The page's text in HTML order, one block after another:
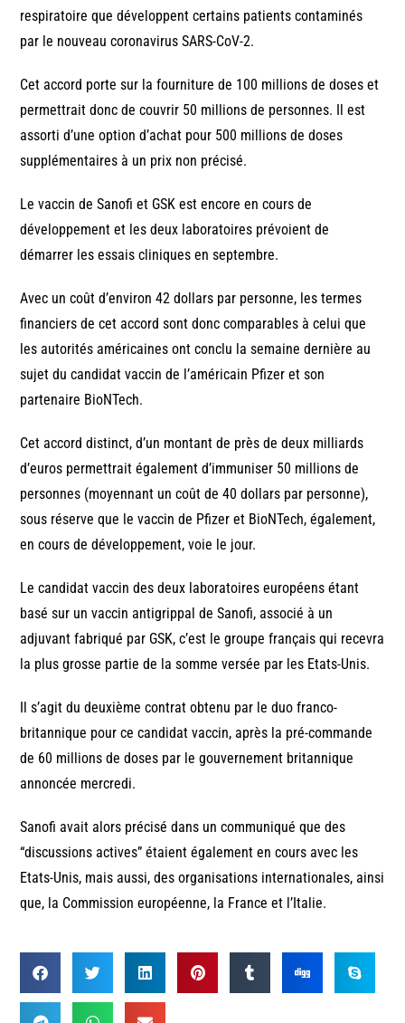
respiratoire que développent certains patients contaminés
par le nouveau coronavirus SARS-CoV-2.
Cet accord porte sur la fourniture de 100 millions de doses et
permettrait donc de couvrir 50 millions de personnes. Il est
assorti d’une option d’achat pour 500 millions de doses
supplémentaires à un prix non précisé.
Le vaccin de Sanofi et GSK est encore en cours de
développement et les deux laboratoires prévoient de
démarrer les essais cliniques en septembre.
Avec un coût d’environ 42 dollars par personne, les termes
financiers de cet accord sont donc comparables à celui que
les autorités américaines ont conclu la semaine dernière au
sujet du candidat vaccin de l’américain Pfizer et son
partenaire BioNTech.
Cet accord distinct, d’un montant de près de deux milliards
d’euros permettrait également d’immuniser 50 millions de
personnes (moyennant un coût de 40 dollars par personne),
sous réserve que le vaccin de Pfizer et BioNTech, également,
en cours de développement, voie le jour.
Le candidat vaccin des deux laboratoires européens étant
basé sur un vaccin antigrippal de Sanofi, associé à un
adjuvant fabriqué par GSK, c’est le groupe français qui recevra
la plus grosse partie de la somme versée par les Etats-Unis.
Il s’agit du deuxième contrat obtenu par le duo franco-
britannique pour ce candidat vaccin, après la pré-commande
de 60 millions de doses par le gouvernement britannique
annoncée mercredi.
Sanofi avait alors précisé dans un communiqué que des
“discussions actives” étaient également en cours avec les
Etats-Unis, mais aussi, des organisations internationales, ainsi
que, la Commission européenne, la France et l’Italie.